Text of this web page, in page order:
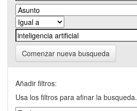
Comenzar nueva busqueda
Añadir filtros:
Usa los filtros para afinar la busqueda.